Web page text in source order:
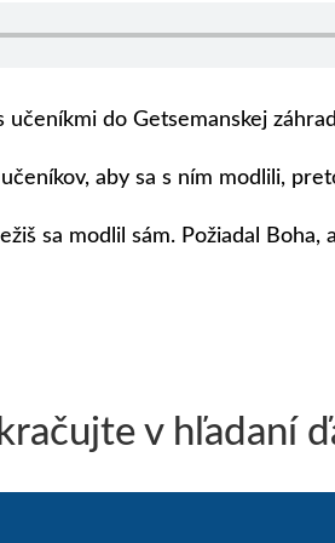
učeníkmi do Getsemanskej
aby sa s ním modlili,
sa modlil sám. Požiadal
v hľadaní